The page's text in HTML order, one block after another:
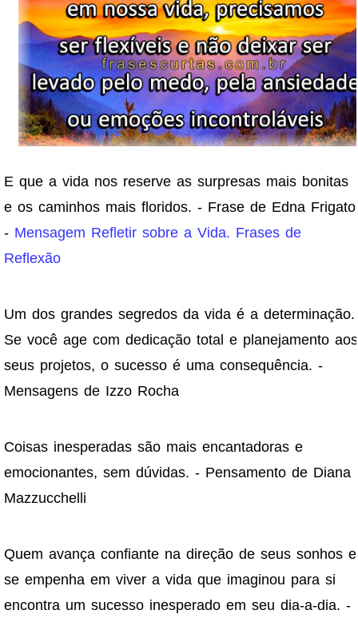
E que a vida nos reserve as surpresas mais bonitas
e os caminhos mais floridos. - Frase de Edna Frigato
- Mensagem Refletir sobre a Vida. Frases de
Reflexão
Um dos grandes segredos da vida é a determinação.
Se você age com dedicação total e planejamento aos
seus projetos, o sucesso é uma consequência. -
Mensagens de Izzo Rocha
Coisas inesperadas são mais encantadoras e
emocionantes, sem dúvidas. - Pensamento de Diana
Mazzucchelli
Quem avança confiante na direção de seus sonhos e
se empenha em viver a vida que imaginou para si
encontra um sucesso inesperado em seu dia-a-dia. -